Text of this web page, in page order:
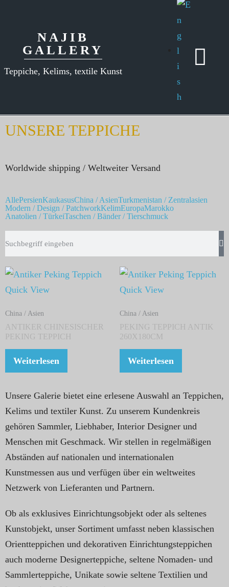
NAJIB
GALLERY
Teppiche, Kelims, textile Kunst
UNSERE TEPPICHE
Worldwide shipping / Weltweiter Versand
AllePersienKaukasusChina / AsienTurkmenistan / Zentralasien
Modern / Design / PatchworkKelimEuropaMarokko
Anatolien / TürkeiTaschen / Bänder / Tierschmuck
Quick View
China / Asien
ANTIKER CHINESISCHER
PEKING TEPPICH
Weiterlesen
Quick View
China / Asien
PEKING TEPPICH ANTIK
260X180CM
Weiterlesen
Unsere Galerie bietet eine erlesene Auswahl an Teppichen,
Kelims und textiler Kunst. Zu unserem Kundenkreis
gehören Sammler, Liebhaber, Interior Designer und
Menschen mit Geschmack. Wir stellen in regelmäßigen
Abständen auf nationalen und internationalen
Kunstmessen aus und verfügen über ein weltweites
Netzwerk von Lieferanten und Partnern.
Ob als exklusives Einrichtungsobjekt oder als seltenes
Kunstobjekt, unser Sortiment umfasst neben klassischen
Orientteppichen und dekorativen Einrichtungsteppichen
auch moderne Designerteppiche, seltene Nomaden- und
Sammlerteppiche, Unikate sowie seltene Textilien und